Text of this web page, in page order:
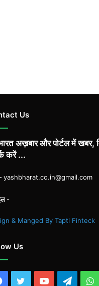
Us
अख़बार और पोर्टल में खबर,
करें ...
yashbharat.co.in@gmail.com
-
& Manged By Tapti Finteck
Us
Facebook
TwitterYouTube